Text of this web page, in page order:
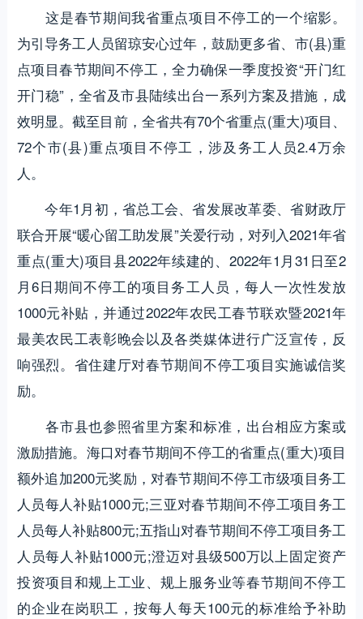
这是春节期间我省重点项目不停工的一个缩影。
为引导务工人员留琼安心过年，鼓励更多省、市(县)重
点项目春节期间不停工，全力确保一季度投资“开门红
开门稳”，全省及市县陆续出台一系列方案及措施，成
效明显。截至目前，全省共有70个省重点(重大)项目、
72个市(县)重点项目不停工，涉及务工人员2.4万余
人。
今年1月初，省总工会、省发展改革委、省财政厅
联合开展“暖心留工助发展”关爱行动，对列入2021年省
重点(重大)项目县2022年续建的、2022年1月31日至2
月6日期间不停工的项目务工人员，每人一次性发放
1000元补贴，并通过2022年农民工春节联欢暨2021年
最美农民工表彰晚会以及各类媒体进行广泛宣传，反
响强烈。省住建厅对春节期间不停工项目实施诚信奖
励。
各市县也参照省里方案和标准，出台相应方案或
激励措施。海口对春节期间不停工的省重点(重大)项目
额外追加200元奖励，对春节期间不停工市级项目务工
人员每人补贴1000元;三亚对春节期间不停工项目务工
人员每人补贴800元;五指山对春节期间不停工项目务工
人员每人补贴1000元;澄迈对县级500万以上固定资产
投资项目和规上工业、规上服务业等春节期间不停工
的企业在岗职工，按每人每天100元的标准给予补助